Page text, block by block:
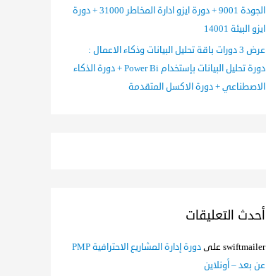
الجودة 9001 + دورة ايزو ادارة المخاطر 31000 + دورة
ايزو البيئة 14001
عرض 3 دورات باقة تحليل البيانات وذكاء الاعمال :
دورة تحليل البيانات بإستخدام Power Bi + دورة الذكاء
الاصطناعي + دورة الاكسل المتقدمة
أحدث التعليقات
swiftmailerعلى
دورة إدارة المشاريع الاحترافية PMP
عن بعد – أونلاين